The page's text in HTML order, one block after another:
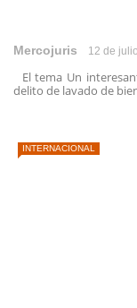
Mercojuris 12 de
El tema Un
delito de lavado de
INTERNACIONAL